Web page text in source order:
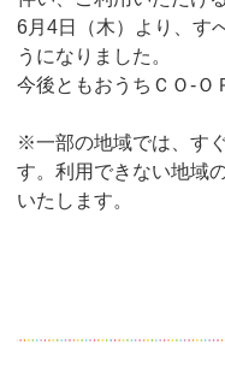
6月4日（木）より、す
うになりました。
今後ともおうちＣＯ-Ｏ
※一部の地域では、す
す。利用できない地域
いたします。